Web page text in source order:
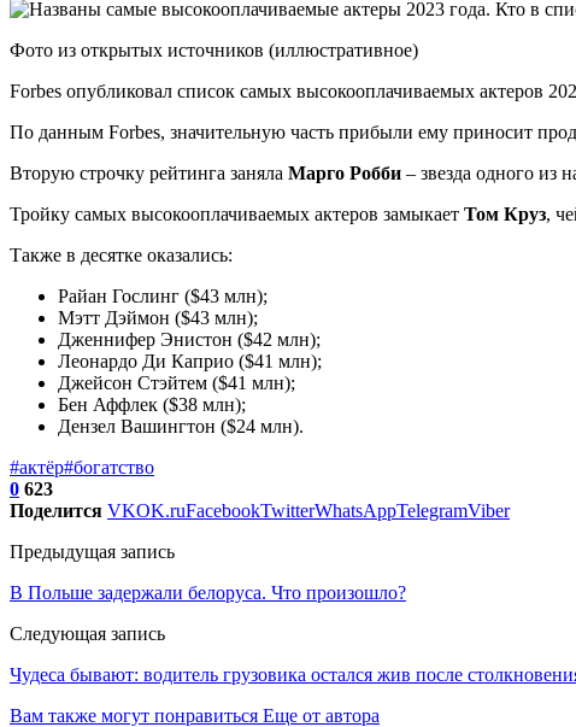
Фото из открытых источников (иллюстративное)
Forbes опубликовал список самых высокооплачиваемых актеров
По данным Forbes, значительную часть прибыли ему приносит
Вторую строчку рейтинга заняла Марго Робби – звезда одного из
Тройку самых высокооплачиваемых актеров замыкает Том Круз,
Также в десятке оказались:
Райан Гослинг ($43 млн);
Мэтт Дэймон ($43 млн);
Дженнифер Энистон ($42 млн);
Леонардо Ди Каприо ($41 млн);
Джейсон Стэйтем ($41 млн);
Бен Аффлек ($38 млн);
Дензел Вашингтон ($24 млн).
#актёр#богатство
0 623
Поделится VKOK.ruFacebookTwitterWhatsAppTelegramViber
Предыдущая запись
В Польше задержали белоруса. Что произошло?
Следующая запись
Чудеса бывают: водитель грузовика остался жив после
Вам также могут понравиться Еще от автора